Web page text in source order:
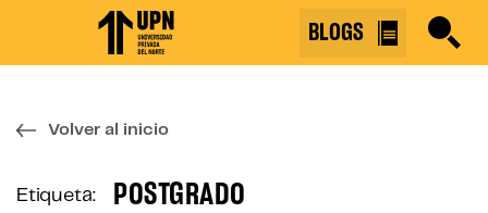
↷
BLOGS
Volver al inicio
Etiqueta: POSTGRADO